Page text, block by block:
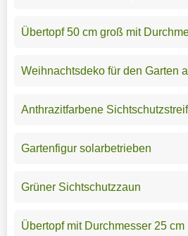
Übertopf 50 cm groß mit
Weihnachtsdeko für den Garten
Anthrazitfarbene
Gartenfigur solarbetrieben
Grüner Sichtschutzzaun
Übertopf mit Durchmesser 25 cm